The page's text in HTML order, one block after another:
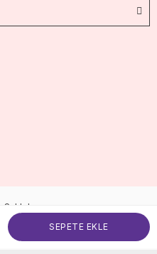
SEPETE EKLE